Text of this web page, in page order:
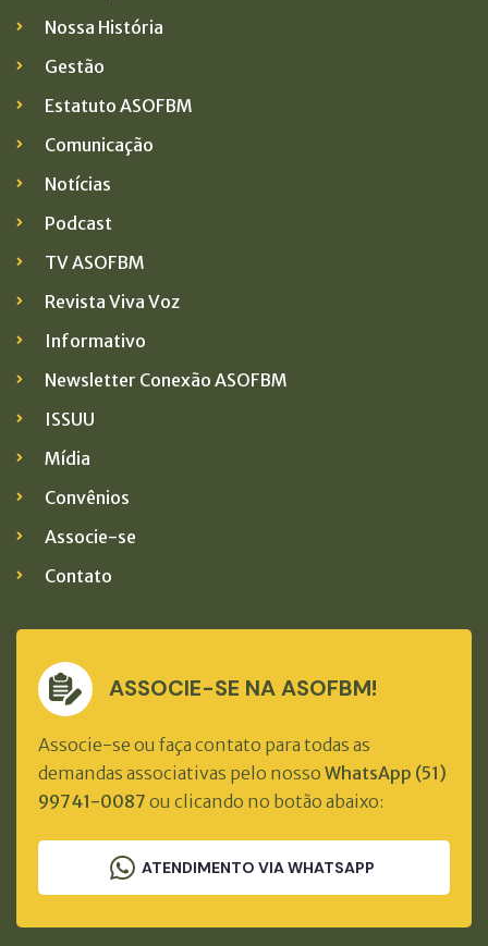
Nossa História
Gestão
Estatuto ASOFBM
Comunicação
Notícias
Podcast
TV ASOFBM
Revista Viva Voz
Informativo
Newsletter Conexão ASOFBM
ISSUU
Mídia
Convênios
Associe-se
Contato
ASSOCIE-SE NA ASOFBM!
Associe-se ou faça contato para todas as
demandas associativas pelo nosso WhatsApp (51)
99741-0087 ou clicando no botão abaixo:
ATENDIMENTO VIA WHATSAPP